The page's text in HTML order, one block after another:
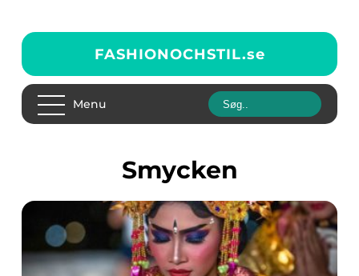
FASHIONOCHSTIL.se
Menu
smycken